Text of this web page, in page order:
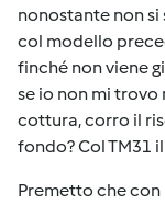
nonostante non
col modello
finché non viene
se io non mi trovo
cottura, corro il
fondo? Col TM31
Premetto che